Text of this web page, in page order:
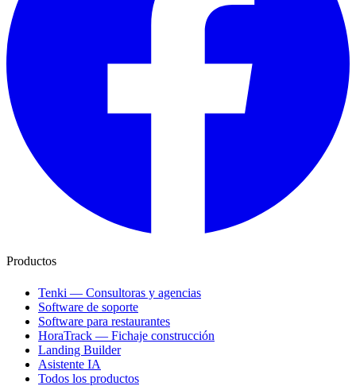
Productos
Tenki — Consultoras y agencias
Software de soporte
Software para restaurantes
HoraTrack — Fichaje construcción
Landing Builder
Asistente IA
Todos los productos